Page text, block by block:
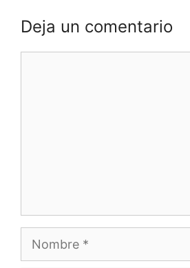
Deja un comentario